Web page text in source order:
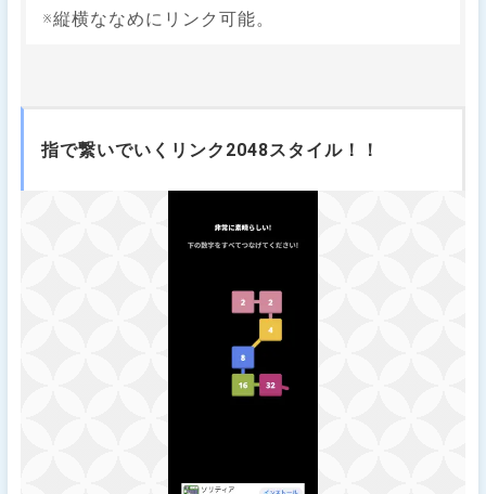
※縦横ななめにリンク可能。
指で繋いでいくリンク2048スタイル！！